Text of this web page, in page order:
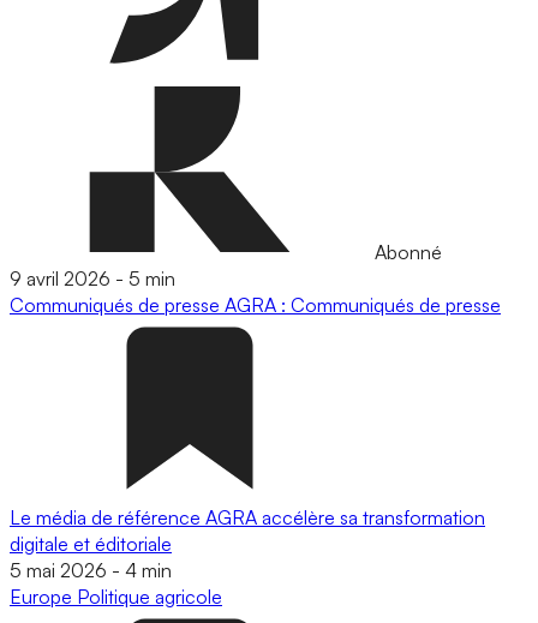
Abonné
9 avril 2026 - 5 min
Communiqués de presse AGRA : Communiqués de presse
Le média de référence AGRA accélère sa transformation
digitale et éditoriale
5 mai 2026 - 4 min
Europe Politique agricole